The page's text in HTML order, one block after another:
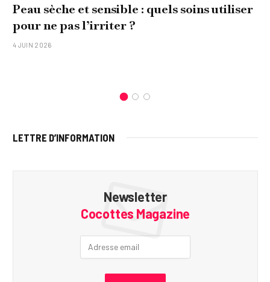
sensible : quels soins utiliser
?
Comment
LETTRE D’INFORMATION
Newsletter
Cocottes Magazine